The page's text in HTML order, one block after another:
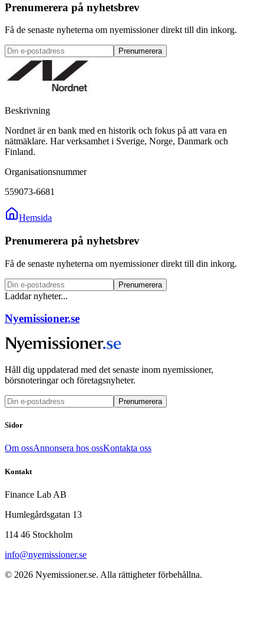
Prenumerera på nyhetsbrev
Få de senaste nyheterna om nyemissioner direkt till din inkorg.
Prenumerera
Beskrivning
Nordnet är en bank med en historik och fokus på att vara en
nätmäklare. Har verksamhet i Sverige, Norge, Danmark och
Finland.
Organisationsnummer
559073-6681
Hemsida
Prenumerera på nyhetsbrev
Få de senaste nyheterna om nyemissioner direkt till din inkorg.
Prenumerera
Laddar nyheter...
Nyemissioner.se
Håll dig uppdaterad med det senaste inom nyemissioner,
börsnoteringar och företagsnyheter.
Prenumerera
Sidor
Om ossAnnonsera hos ossKontakta oss
Kontakt
Finance Lab AB
Humlegårdsgatan 13
114 46 Stockholm
info@nyemissioner.se
© 2026 Nyemissioner.se. Alla rättigheter förbehållna.